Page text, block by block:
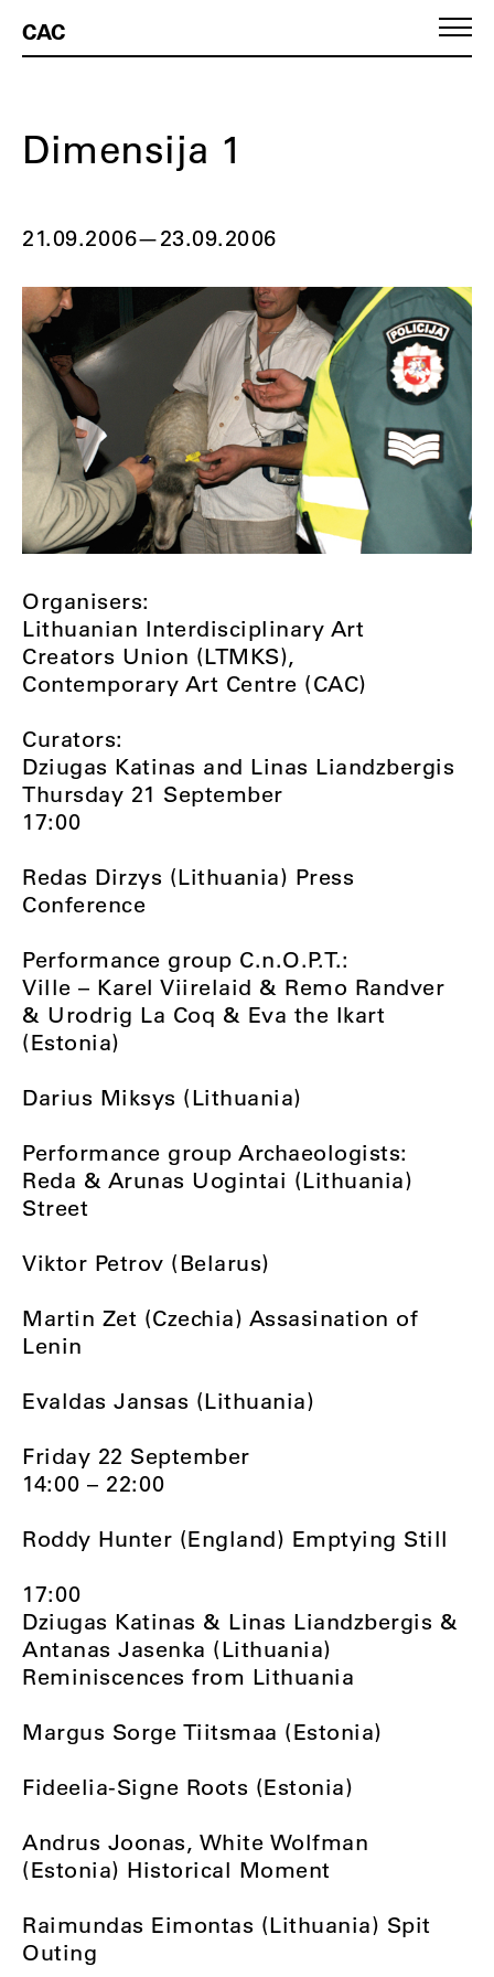
CAC
Dimensija 1
21.09.2006—23.09.2006
Organisers:
Lithuanian Interdisciplinary Art
Creators Union (LTMKS),
Contemporary Art Centre (CAC)
Curators:
Dziugas Katinas and Linas Liandzbergis
Thursday 21 September
17:00
Redas Dirzys (Lithuania) Press
Conference
Performance group C.n.O.P.T.:
Ville – Karel Viirelaid & Remo Randver
& Urodrig La Coq & Eva the Ikart
(Estonia)
Darius Miksys (Lithuania)
Performance group Archaeologists:
Reda & Arunas Uogintai (Lithuania)
Street
Viktor Petrov (Belarus)
Martin Zet (Czechia) Assasination of
Lenin
Evaldas Jansas (Lithuania)
Friday 22 September
14:00 – 22:00
Roddy Hunter (England) Emptying Still
17:00
Dziugas Katinas & Linas Liandzbergis &
Antanas Jasenka (Lithuania)
Reminiscences from Lithuania
Margus Sorge Tiitsmaa (Estonia)
Fideelia-Signe Roots (Estonia)
Andrus Joonas, White Wolfman
(Estonia) Historical Moment
Raimundas Eimontas (Lithuania) Spit
Outing